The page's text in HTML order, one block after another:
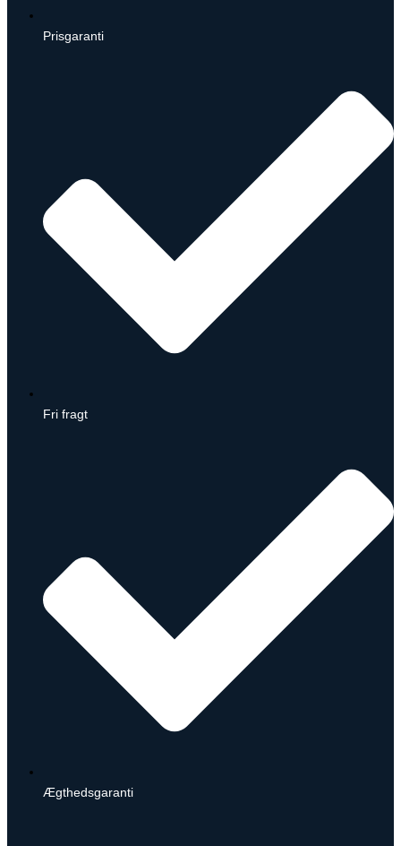
Prisgaranti
Fri fragt
Ægthedsgaranti